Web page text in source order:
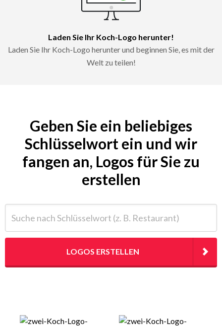
Laden Sie Ihr Koch-Logo herunter!
Laden Sie Ihr Koch-Logo herunter und beginnen Sie, es mit der
Welt zu teilen!
Geben Sie ein beliebiges
Schlüsselwort ein und wir
fangen an, Logos für Sie zu
erstellen
LOGOS ERSTELLEN